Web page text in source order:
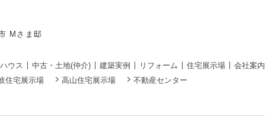
Mさま邸
ウス 中古・土地(仲介) 建築実例 リフォーム 住宅展示場
会社案内
住宅展示場 高山住宅展示場 不動産センター